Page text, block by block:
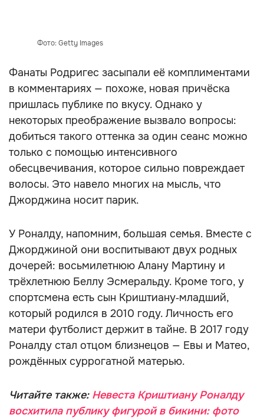
Фото: Getty Images
Фанаты Родригес засыпали её комплиментами
в комментариях — похоже, новая причёска
пришлась публике по вкусу. Однако у
некоторых преображение вызвало вопросы:
добиться такого оттенка за один сеанс можно
только с помощью интенсивного
обесцвечивания, которое сильно повреждает
волосы. Это навело многих на мысль, что
Джорджина носит парик.
У Роналду, напомним, большая семья. Вместе с
Джорджиной они воспитывают двух родных
дочерей: восьмилетнюю Алану Мартину и
трёхлетнюю Беллу Эсмеральду. Кроме того, у
спортсмена есть сын Криштиану‑младший,
который родился в 2010 году. Личность его
матери футболист держит в тайне. В 2017 году
Роналду стал отцом близнецов — Евы и Матео,
рождённых суррогатной матерью.
Читайте также: Невеста Криштиану Роналду
восхитила публику фигурой в бикини: фото